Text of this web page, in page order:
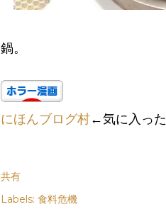
鍋。
にほんブログ村←気に入っ
共有
Labels: 食料危機